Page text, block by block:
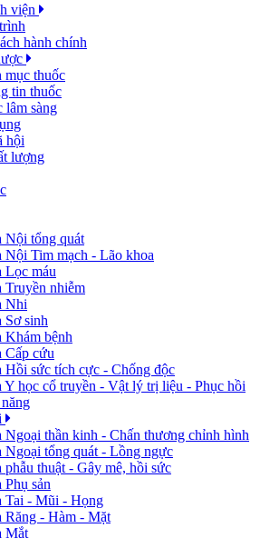
viện
hành chính
mục thuốc
tin thuốc
lâm sàng
hội
lượng
Nội tổng quát
Nội Tim mạch - Lão khoa
Lọc máu
Truyền nhiễm
Nhi
Sơ sinh
Khám bệnh
Cấp cứu
Hồi sức tích cực - Chống độc
Y học cổ truyền - Vật lý trị liệu - Phục hồi
Ngoại thần kinh - Chấn thương chỉnh hình
Ngoại tổng quát - Lồng ngực
phẫu thuật - Gây mê, hồi sức
Phụ sản
Tai - Mũi - Họng
Răng - Hàm - Mặt
Mắt